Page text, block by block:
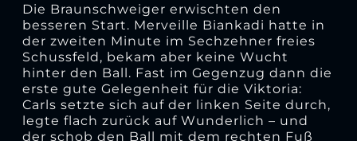
Die Braunschweiger erwischten den
besseren Start. Merveille Biankadi hatte in
der zweiten Minute im Sechzehner freies
Schussfeld, bekam aber keine Wucht
hinter den Ball. Fast im Gegenzug dann die
erste gute Gelegenheit für die Viktoria:
Carls setzte sich auf der linken Seite durch,
legte flach zurück auf Wunderlich – und
der schob den Ball mit dem rechten Fuß